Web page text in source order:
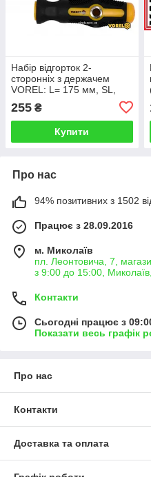
Набір відгорток 2-
сторонніх з держачем
VOREL: L= 175 мм, SL,
PH, PZ, TORX, HEX, Cr-V,
6 шт (Польща)
255 ₴
Купити
Про нас
94% позитивних з 1502
Працює з 28.09.2016
м. Миколаїв
пл. Леонтовича, 7,
з 9:00 до 15:00,
Контакти
Сьогодні працює з
Показати весь графік
Про нас
Контакти
Доставка та оплата